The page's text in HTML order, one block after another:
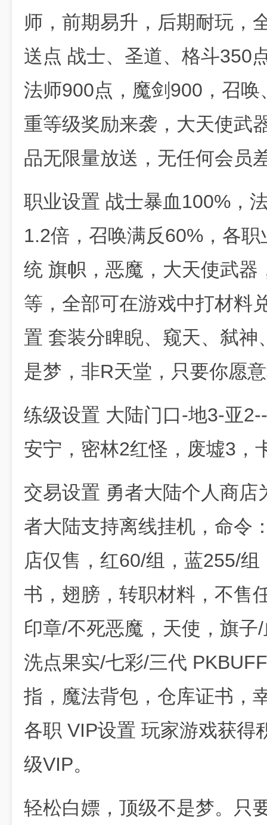
师，前期易升，后期耐玩，
送点 战士、圣道、格斗350
法师900点，魔剑900，召
重等级奖励来袭，大天使武
品无限量放送，无任何会员
职业设置 战士暴血100%，
1.2倍，召唤满反60%，各
统 旗帜，恶魔，大天使武器
等，全部可在游戏中打材料
置 套装分睥睨、窥天、弑
是梦，非R天堂，只要你愿
练级设置 大陆门口-地3-亚
安宁，密林2红怪，废墟3，
交易设置 勇者大陆个人商
者大陆支持离线挂机，命令
店仅售，红60/组，蓝255/
书，翅膀，转职材料，不售
印章/不死恶魔，天使，旗
洗点果实/七彩/三代
指，魔法背包，仓库证书，
各职 VIP设置 玩家游戏获得
级VIP。
轻松白嫖，顶级不是梦。只